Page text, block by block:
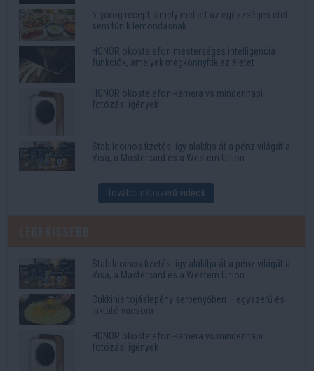
5 görög recept, amely mellett az egészséges étel
sem tűnik lemondásnak
HONOR okostelefon mesterséges intelligencia
funkciók, amelyek megkönnyítik az életet
HONOR okostelefon-kamera vs mindennapi
fotózási igények
Stabilcoinos fizetés: így alakítja át a pénz világát a
Visa, a Mastercard és a Western Union
További népszerű videók
Stabilcoinos fizetés: így alakítja át a pénz világát a
Visa, a Mastercard és a Western Union
Cukkinis tojáslepény serpenyőben – egyszerű és
laktató vacsora
HONOR okostelefon-kamera vs mindennapi
fotózási igények